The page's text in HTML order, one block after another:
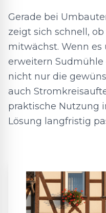
Gerade bei
zeigt sich schnell,
mitwächst. Wenn es
erweitern
nicht nur die
auch
praktische Nutzung
Lösung langfristig